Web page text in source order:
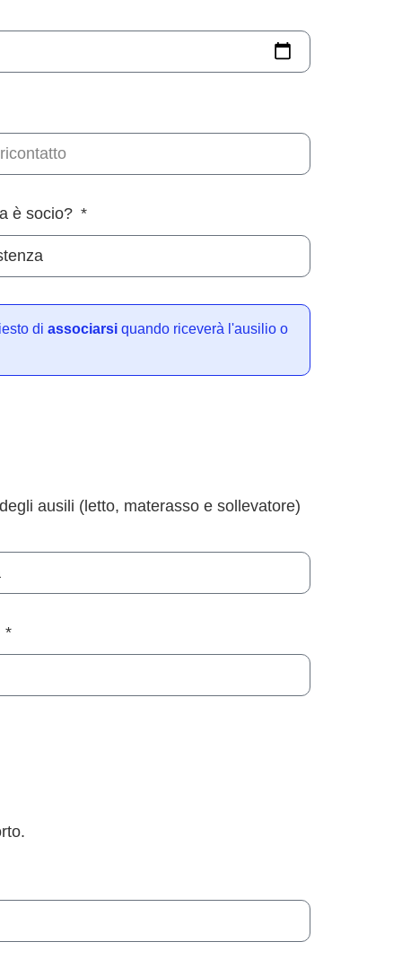
è socio?
di associarsi quando riceverà l'ausilio o
ausili (letto, materasso e sollevatore)